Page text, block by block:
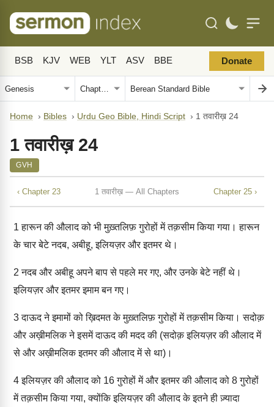
BSB KJV WEB YLT ASV BBE Donate
Home › Bibles › Urdu Geo Bible, Hindi Script › 1 तवारीख़ 24
1 तवारीख़ 24
GVH
‹ Chapter 23 1 तवारीख़ — All Chapters Chapter 25 ›
1 हारून की औलाद को भी मुख़्तलिफ़ गुरोहों में तक़सीम किया गया। हारून
के चार बेटे नदब, अबीहू, इलियज़र और इतमर थे।
2 नदब और अबीहू अपने बाप से पहले मर गए, और उनके बेटे नहीं थे।
इलियज़र और इतमर इमाम बन गए।
3दाऊद ने इमामों को ख़िदमत के मुख़्तलिफ़ गुरोहों में तक़सीम किया। सदोक़
और अख़ीमलिक ने इसमें दाऊद की मदद की (सदोक़ इलियज़र की औलाद में
से और अख़ीमलिक इतमर की औलाद में से था)।
4इलियज़र की औलाद को 16 गुरोहों में और इतमर की औलाद को 8 गुरोहों
में तक़सीम किया गया, क्योंकि इलियज़र की औलाद के इतने ही ज़्यादा